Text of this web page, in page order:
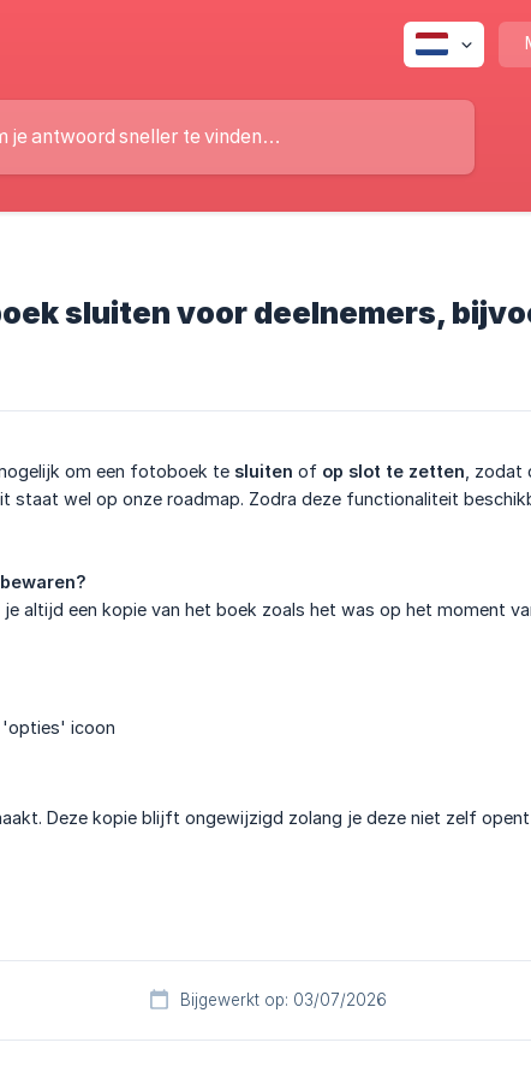
sluiten voor deelnemers,
om een fotoboek te sluiten of op slot te zetten ,
staat wel op onze roadmap. Zodra deze functionaliteit
altijd een kopie van het boek zoals het was op het moment
'opties' icoon
Deze kopie blijft ongewijzigd zolang je deze niet zelf
Bijgewerkt op: 03/07/2026